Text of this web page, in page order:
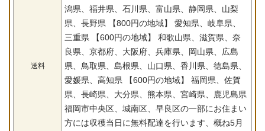
送料
潟県、福井県、石川県、富山県、静岡県、山梨
県、長野県 【800円の地域】 愛知県、岐阜県、
三重県 【600円の地域】 和歌山県、滋賀県、奈
良県、京都府、大阪府、兵庫県、岡山県、広島
県、鳥取県、島根県、山口県、香川県、徳島県、
愛媛県、高知県 【600円の地域】 福岡県、佐賀
県、長崎県、大分県、熊本県、宮崎県、鹿児島県
福岡市中央区、城南区、早良区の一部にお住まい
方には収穫当日に無料配達を行います、概ね5月